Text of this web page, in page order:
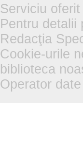
Serviciu
Pentru detalii
Redacţia
Cookie-urile
biblioteca
Operator